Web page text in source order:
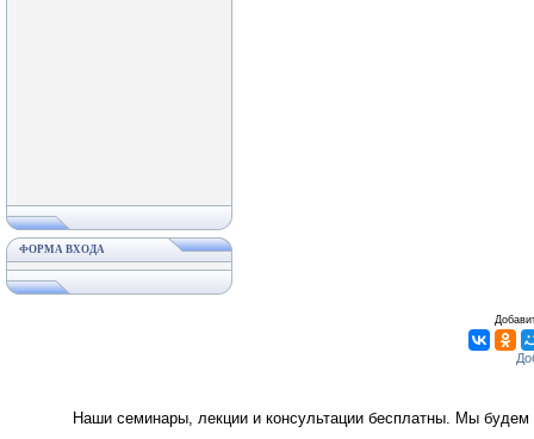
ФОРМА ВХОДА
Наши семинары, лекции и консультации бесплатны. Мы